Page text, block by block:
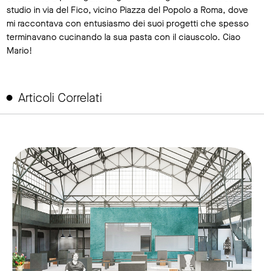
studio in via del Fico, vicino Piazza del Popolo a Roma, dove
mi raccontava con entusiasmo dei suoi progetti che spesso
terminavano cucinando la sua pasta con il ciauscolo. Ciao
Mario!
Articoli Correlati
link to page